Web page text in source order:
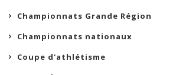
Championnats Grande Région
Championnats nationaux
Coupe d'athlétisme